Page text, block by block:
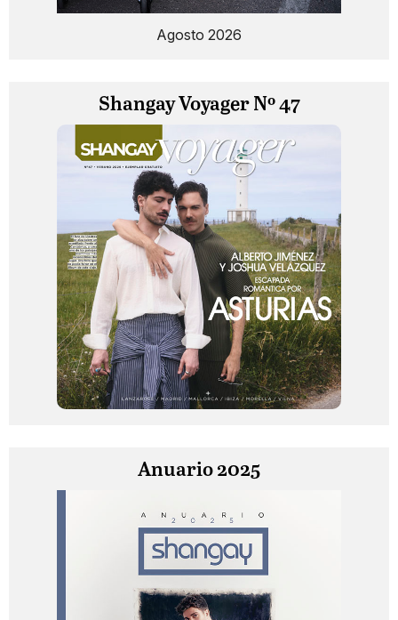
Agosto 2026
Shangay Voyager Nº 47
Anuario 2025